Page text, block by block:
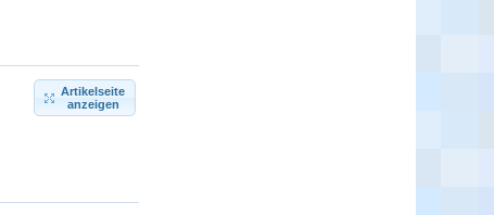
Artikelseite
anzeigen